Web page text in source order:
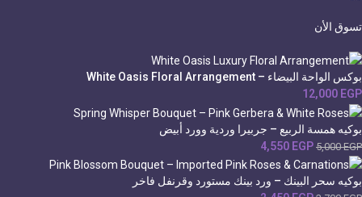
تسوق الأن
بوكس الواحة البيضاء – White Oasis Floral Arrangement
12,000 EGP
بوكيه همسة الربيع – جربيرا وردية وورد أبيض
5,000EGP
4,550 EGP
بوكيه سحر البينك – ورد بينك مستورد وقرنفل فاخر